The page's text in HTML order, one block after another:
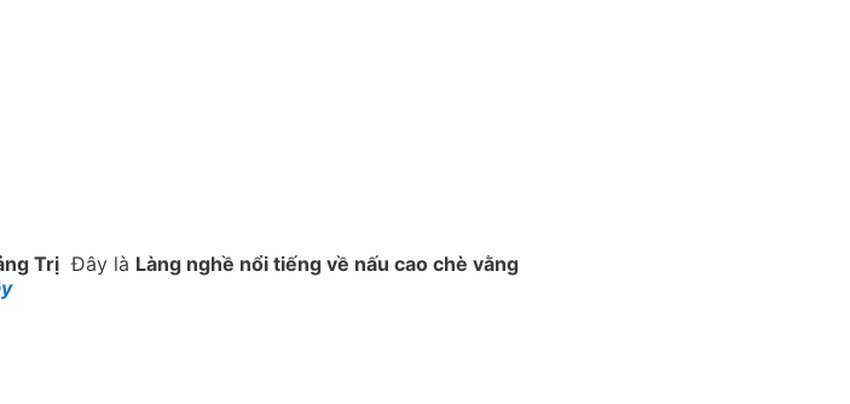
Trị Đây là Làng nghề nổi tiếng về nấu cao chè vằng